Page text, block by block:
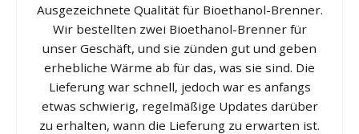
Ausgezeichnete Qualität für Bioethanol-Brenner.
Wir bestellten zwei Bioethanol-Brenner für
unser Geschäft, und sie zünden gut und geben
erhebliche Wärme ab für das, was sie sind. Die
Lieferung war schnell, jedoch war es anfangs
etwas schwierig, regelmäßige Updates darüber
zu erhalten, wann die Lieferung zu erwarten ist.